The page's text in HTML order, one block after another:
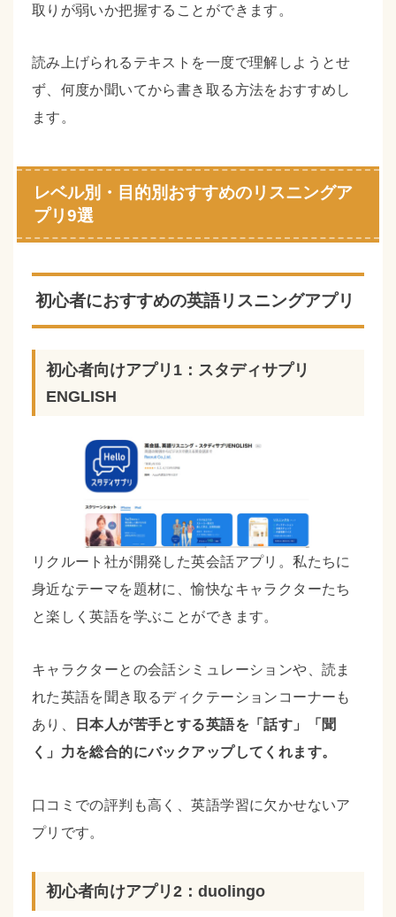
取りが弱いか把握することができます。
読み上げられるテキストを一度で理解しようとせ
ず、何度か聞いてから書き取る方法をおすすめし
ます。
レベル別・目的別おすすめのリスニングア
プリ9選
初心者におすすめの英語リスニングアプリ
初心者向けアプリ1：スタディサプリ
ENGLISH
リクルート社が開発した英会話アプリ。私たちに
身近なテーマを題材に、愉快なキャラクターたち
と楽しく英語を学ぶことができます。
キャラクターとの会話シミュレーションや、読ま
れた英語を聞き取るディクテーションコーナーも
あり、
日本人が苦手とする英語を「話す」「聞
く」力を総合的にバックアップしてくれます。
口コミでの評判も高く、英語学習に欠かせないア
プリです。
初心者向けアプリ2：duolingo